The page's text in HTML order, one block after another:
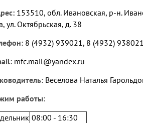
153510, обл. Ивановская, р-н.
ул. Октябрьская, д. 38
8 (4932) 939021, 8 (4932) 938021
mfc.mail@yandex.ru
Веселова Наталья
работы:
08:00 - 16:30